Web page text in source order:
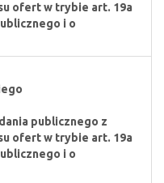
ofert w trybie art. 19a
i o
publicznego z
ofert w trybie art. 19a
i o